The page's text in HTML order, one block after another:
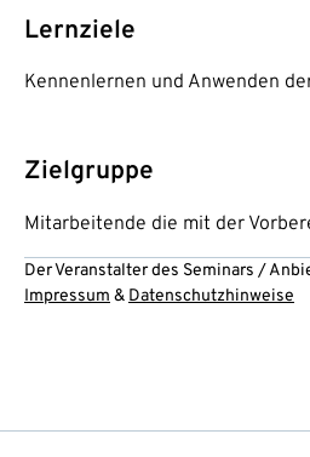
Lernziele
Kennenlernen und Anwenden
Zielgruppe
Mitarbeitende die mit der
Der Veranstalter des Seminars /
Impressum & Datenschutzhinweise